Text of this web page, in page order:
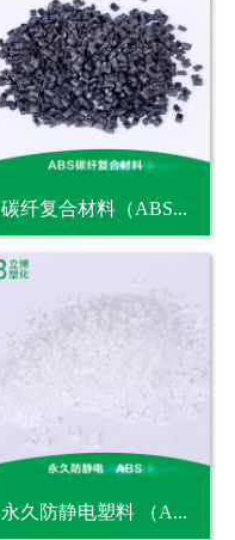
碳纤复合材料（ABS...
永久防静电塑料 （A...